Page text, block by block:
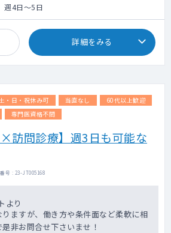
週4日～5日
詳細をみる
・日・祝休み可 当直なし
60代以上歓迎
専門医資格不問
×訪問診療】週3日も可能な
号 : 23-JT005168
より
ますが、働き方や条件面など柔軟に相
非お問合せ下さいませ！